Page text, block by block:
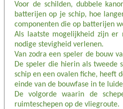
Voor de schilden, dubbele
batterijen op je schip, hoe
componenten die op batterijen
Als laatste mogelijkheid zijn er
nodige stevigheid verlenen.
Van zodra een speler de bouw
De speler die hierin als tweede
schip en een ovalen fiche, heeft
einde van de bouwfase in te
De volgorde waarin de
ruimteschepen op de vliegroute.